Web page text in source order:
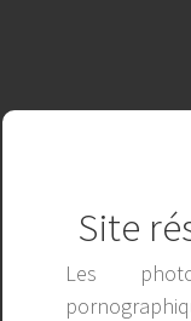
Site
Les